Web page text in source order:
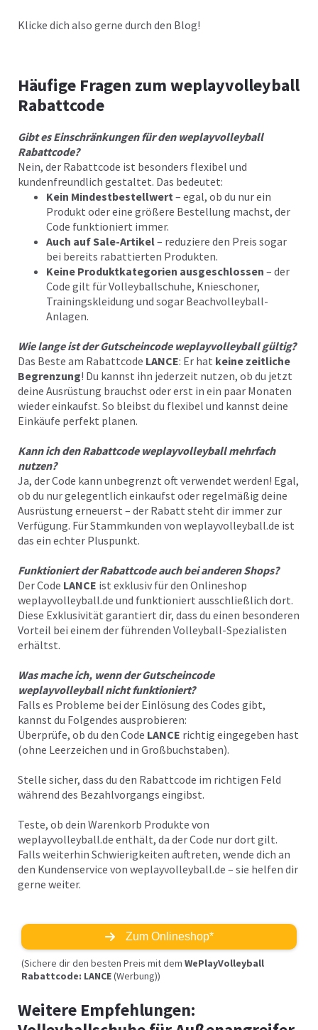
Klicke dich also gerne durch den Blog!
Häufige Fragen zum weplayvolleyball
Rabattcode
Gibt es Einschränkungen für den weplayvolleyball
Rabattcode?
Nein, der Rabattcode ist besonders flexibel und
kundenfreundlich gestaltet. Das bedeutet:
Kein Mindestbestellwert – egal, ob du nur ein
Produkt oder eine größere Bestellung machst, der
Code funktioniert immer.
Auch auf Sale-Artikel– reduziere den Preis sogar
bei bereits rabattierten Produkten.
Keine Produktkategorien ausgeschlossen – der
Code gilt für Volleyballschuhe, Knieschoner,
Trainingskleidung und sogar Beachvolleyball-
Anlagen.
Wie lange ist der Gutscheincode weplayvolleyball gültig?
Das Beste am Rabattcode LANCE: Er hat keine zeitliche
Begrenzung! Du kannst ihn jederzeit nutzen, ob du jetzt
deine Ausrüstung brauchst oder erst in ein paar Monaten
wieder einkaufst. So bleibst du flexibel und kannst deine
Einkäufe perfekt planen.
Kann ich den Rabattcode weplayvolleyball mehrfach
nutzen?
Ja, der Code kann unbegrenzt oft verwendet werden! Egal,
ob du nur gelegentlich einkaufst oder regelmäßig deine
Ausrüstung erneuerst – der Rabatt steht dir immer zur
Verfügung. Für Stammkunden von weplayvolleyball.de ist
das ein echter Pluspunkt.
Funktioniert der Rabattcode auch bei anderen Shops?
Der Code LANCE ist exklusiv für den Onlineshop
weplayvolleyball.de und funktioniert ausschließlich dort.
Diese Exklusivität garantiert dir, dass du einen besonderen
Vorteil bei einem der führenden Volleyball-Spezialisten
erhältst.
Was mache ich, wenn der Gutscheincode
weplayvolleyball nicht funktioniert?
Falls es Probleme bei der Einlösung des Codes gibt,
kannst du Folgendes ausprobieren:
Überprüfe, ob du den Code LANCE richtig eingegeben hast
(ohne Leerzeichen und in Großbuchstaben).
Stelle sicher, dass du den Rabattcode im richtigen Feld
während des Bezahlvorgangs eingibst.
Teste, ob dein Warenkorb Produkte von
weplayvolleyball.de enthält, da der Code nur dort gilt.
Falls weiterhin Schwierigkeiten auftreten, wende dich an
den Kundenservice von weplayvolleyball.de – sie helfen dir
gerne weiter.
Zum Onlineshop*
(Sichere dir den besten Preis mit dem WePlayVolleyball
Rabattcode: LANCE(Werbung))
Weitere Empfehlungen: